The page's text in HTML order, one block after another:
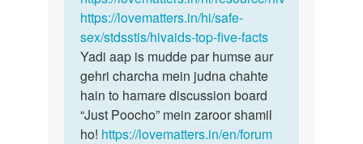
https://lovematters.in/hi/safe-
sex/stdsstis/hivaids-top-five-facts
Yadi aap is mudde par humse aur
gehri charcha mein judna chahte
hain to hamare discussion board
“Just Poocho” mein zaroor shamil
ho! https://lovematters.in/en/forum